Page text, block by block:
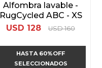
Alfombra lavable -
RugCycled ABC - XS
USD 128 USD 160
HASTA 60%OFF
SELECCIONADOS